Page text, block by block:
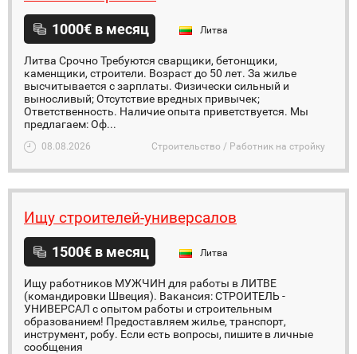
1000€ в месяц Литва
Литва Срочно Требуются сварщики, бетонщики,
каменщики, строители. Возраст до 50 лет. За жилье
высчитывается с зарплаты. Физически сильный и
выносливый; Отсутствие вредных привычек;
Ответственность. Наличие опыта приветствуется. Мы
предлагаем: Оф...
08.08.2026 Строительство / Работник на стройку
Ищу строителей-универсалов
1500€ в месяц Литва
Ищу работников МУЖЧИН для работы в ЛИТВЕ
(командировки Швеция). Вакансия: СТРОИТЕЛЬ -
УНИВЕРСАЛ с опытом работы и строительным
образованием! Предоставляем жилье, транспорт,
инструмент, робу. Если есть вопросы, пишите в личные
сообщения